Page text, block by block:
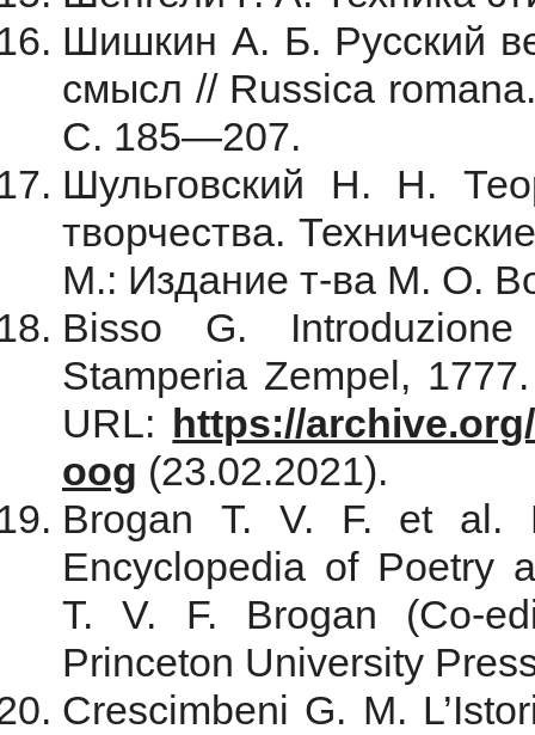
Шишкин А. Б. Русский
смысл // Russica
С. 185—207.
Шульговский Н. Н.
творчества.
М.: Издание т-ва М. О.
Bisso G.
Stamperia Zempel,
URL:
https://
oog (23.02.2021).
Brogan T. V. F. et al.
Encyclopedia of Poetry
T. V. F. Brogan (Co-
Princeton University
Crescimbeni G. M.